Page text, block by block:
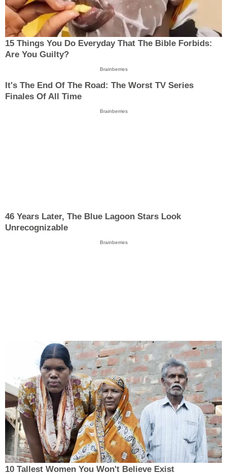
15 Things You Do Everyday That The Bible Forbids:
Are You Guilty?
Brainberries
It's The End Of The Road: The Worst TV Series
Finales Of All Time
Brainberries
46 Years Later, The Blue Lagoon Stars Look
Unrecognizable
Brainberries
10 Tallest Women You Won't Believe Exist